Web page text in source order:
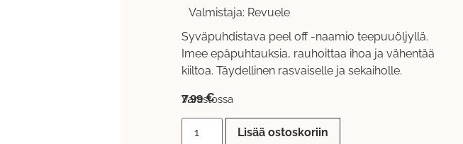
Valmistaja: Revuele
Syväpuhdistava peel off -naamio teepuuöljyllä.
Imee epäpuhtauksia, rauhoittaa ihoa ja vähentää
kiiltoa. Täydellinen rasvaiselle ja sekaiholle.
7,99€
Varastossa
Lisää ostoskoriin